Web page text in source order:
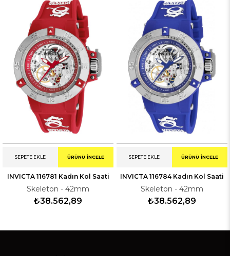
INVICTA 116781 Kadın Kol Saati
Skeleton - 42mm
₺38.562,89
SEPETE EKLE ÜRÜNÜ İNCELE
INVICTA 116784 Kadın Kol Saati
Skeleton - 42mm
₺38.562,89
SEPETE EKLE ÜRÜNÜ İNCELE